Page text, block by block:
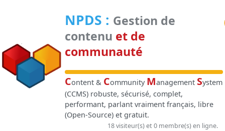
NPDS : Gestion de
contenu et de
communauté
Content & Community Management System
(CCMS) robuste, sécurisé, complet,
performant, parlant vraiment français, libre
(Open-Source) et gratuit.
18 visiteur(s) et 0 membre(s) en ligne.